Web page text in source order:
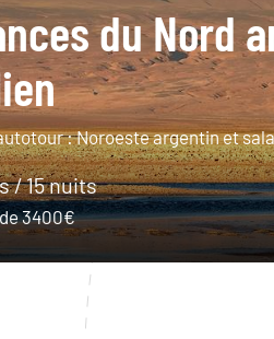
du Nord
: Noroeste argentin et
/ 15 nuits
3400€